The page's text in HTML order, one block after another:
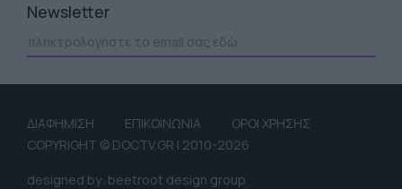
Newsletter
ΔΙΑΦΗΜΙΣΗ ΕΠΙΚΟΙΝΩΝΙΑ
ΟΡΟΙ ΧΡΗΣΗΣ
COPYRIGHT © DOCTV.GR | 2010-2026
designed by: beetroot design group